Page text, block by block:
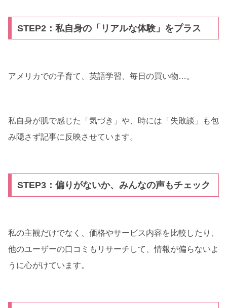
STEP2：私自身の「リアルな体験」をプラス
アメリカでの子育て、英語学習、毎日の買い物…。
私自身が肌で感じた「気づき」や、時には「失敗談」も包
み隠さず記事に反映させています。
STEP3：偏りがないか、みんなの声もチェック
私の主観だけでなく、価格やサービス内容を比較したり、
他のユーザーの口コミもリサーチして、情報が偏らないよ
うに心がけています。